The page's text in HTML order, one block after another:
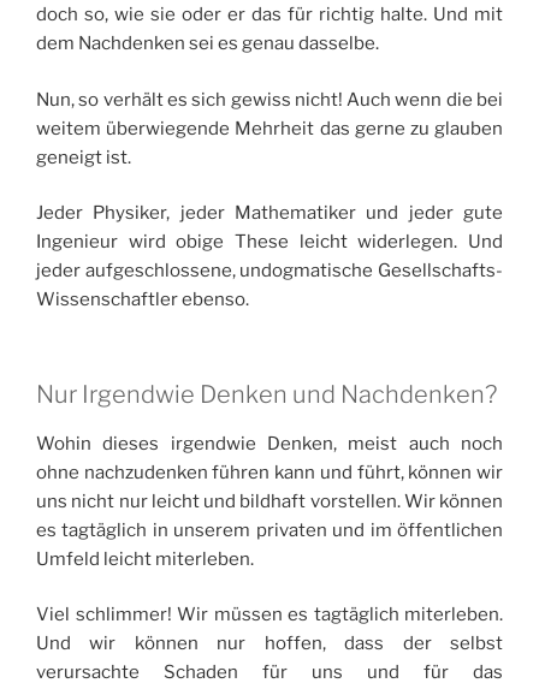
doch so, wie sie oder er das für richtig halte. Und mit
dem Nachdenken sei es genau dasselbe.
Nun, so verhält es sich gewiss nicht! Auch wenn die bei
weitem überwiegende Mehrheit das gerne zu glauben
geneigt ist.
Jeder Physiker, jeder Mathematiker und jeder gute
Ingenieur wird obige These leicht widerlegen. Und
jeder aufgeschlossene, undogmatische Gesellschafts-
Wissenschaftler ebenso.
Nur Irgendwie Denken und Nachdenken?
Wohin dieses irgendwie Denken, meist auch noch
ohne nachzudenken führen kann und führt, können wir
uns nicht nur leicht und bildhaft vorstellen. Wir können
es tagtäglich in unserem privaten und im öffentlichen
Umfeld leicht miterleben.
Viel schlimmer! Wir müssen es tagtäglich miterleben.
Und wir können nur hoffen, dass der selbst
verursachte Schaden für uns und für das